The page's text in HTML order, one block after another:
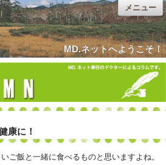
MD.ネットへようこそ！
メニュー
康に！
ご飯と一緒に食べるものと思いますよね。